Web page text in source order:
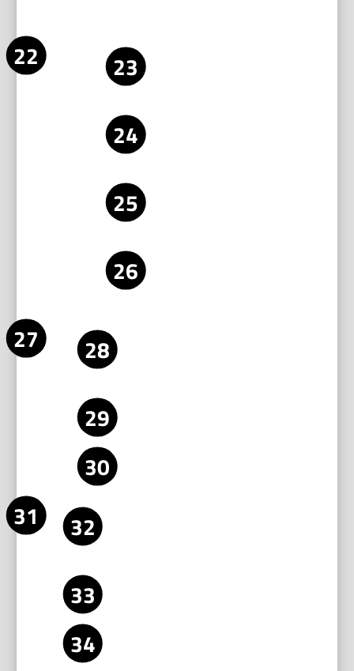
Spezielle
Maßnahmen bei
Prüfe die Flucht der Sägeblattachse.
Messe mit dem Lineal die Parallelität
Kontrolliere Blattflansch und
Spannmutter. Ziehe sie mit dem
Teste den Rundlauf des Blatts. Ein
spürbares Schlagen deutet auf
Achte auf Wasserzufuhr. Ein zu
niedriger Wasserfluss erhöht Hitze und
Erster
Testschnitt
Lege ein Reststück identischer Fliese auf.
Führe einen Testschnitt bei normalem
Miss das Schnittmaß mit dem Messschieber
an mehreren Stellen entlang der Kante.
Prüfe die Kante auf Ausbrüche. Schau dir die
Schnittlinie genau an.
Feinjustage
nach
Wenn das Maß nicht stimmt, passe den
Anschlag nur minimal an. Kontrolle nach jeder
Bei Ausbrüchen reduziere den Schneiddruck oder
wechsle das Rad. Prüfe die Senkrechte erneut.
Wiederhole Testschnitt und Messung so lange,
bis Abweichungen im gewünschten Bereich